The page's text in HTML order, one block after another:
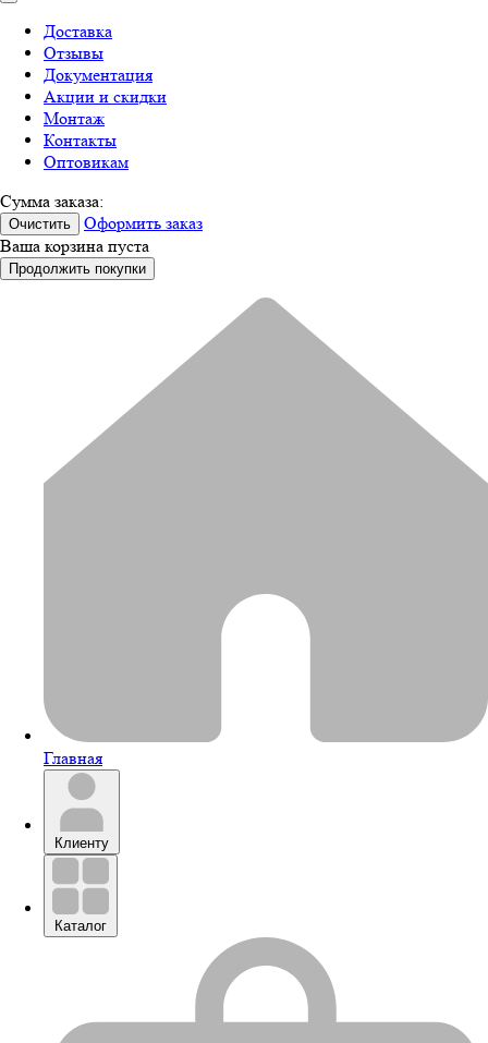
Доставка
Отзывы
Документация
Акции и скидки
Монтаж
Контакты
Оптовикам
Сумма заказа:
Очистить
Оформить заказ
Ваша корзина пуста
Продолжить покупки
Главная
Клиенту
Каталог